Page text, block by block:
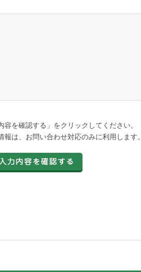
容を確認する」をクリックしてください。
は、お問い合わせ対応のみに利用します。